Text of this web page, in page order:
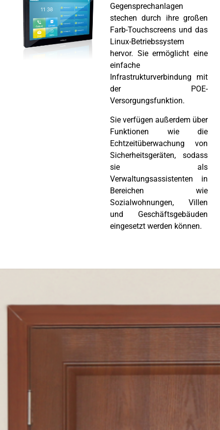
Gegensprechanlagen
stechen durch ihre großen
Farb-Touchscreens und das
Linux-Betriebssystem
hervor. Sie ermöglicht eine
einfache
Infrastrukturverbindung mit
der POE-
Versorgungsfunktion.
Sie verfügen außerdem über
Funktionen wie die
Echtzeitüberwachung von
Sicherheitsgeräten, sodass
sie als
Verwaltungsassistenten in
Bereichen wie
Sozialwohnungen, Villen
und Geschäftsgebäuden
eingesetzt werden können.